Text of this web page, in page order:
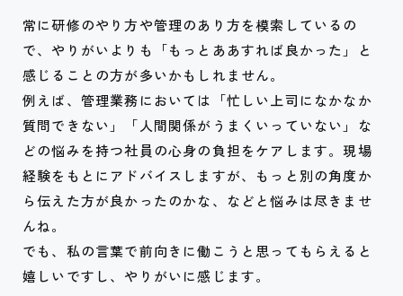
常に研修のやり方や管理のあり方を模索しているの
で、やりがいよりも「もっとああすれば良かった」と
感じることの方が多いかもしれません。
例えば、管理業務においては「忙しい上司になかなか
質問できない」「人間関係がうまくいっていない」な
どの悩みを持つ社員の心身の負担をケアします。現場
経験をもとにアドバイスしますが、もっと別の角度か
ら伝えた方が良かったのかな、などと悩みは尽きませ
んね。
でも、私の言葉で前向きに働こうと思ってもらえると
嬉しいですし、やりがいに感じます。